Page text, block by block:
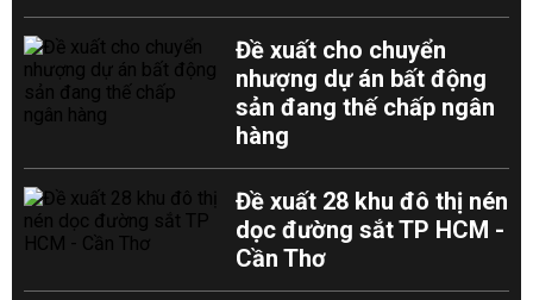
Đề xuất cho chuyển
nhượng dự án bất động
sản đang thế chấp ngân
hàng
Đề xuất 28 khu đô thị nén
dọc đường sắt TP HCM -
Cần Thơ